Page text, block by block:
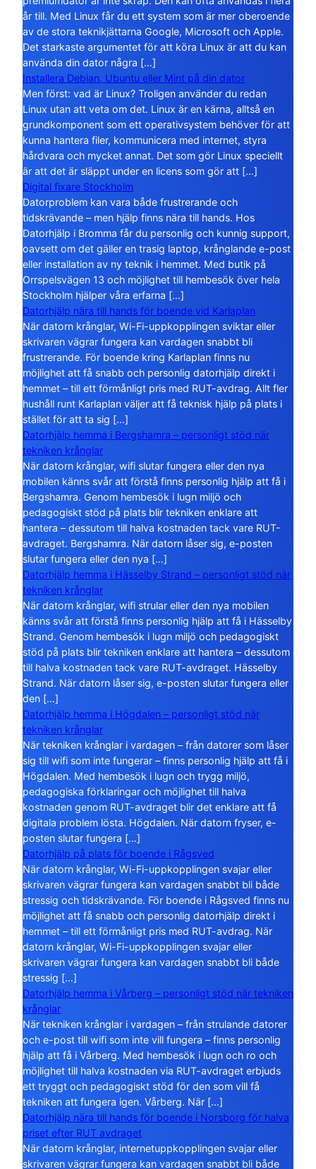
år till. Med Linux får du ett system som är mer oberoende
av de stora teknikjättarna Google, Microsoft och Apple.
Det starkaste argumentet för att köra Linux är att du kan
använda din dator några […]
Installera Debian, Ubuntu eller Mint på din dator
Men först: vad är Linux? Troligen använder du redan
Linux utan att veta om det. Linux är en kärna, alltså en
grundkomponent som ett operativsystem behöver för att
kunna hantera filer, kommunicera med internet, styra
hårdvara och mycket annat. Det som gör Linux speciellt
är att det är släppt under en licens som gör att […]
Digital fixare Stockholm
Datorproblem kan vara både frustrerande och
tidskrävande – men hjälp finns nära till hands. Hos
Datorhjälp i Bromma får du personlig och kunnig support,
oavsett om det gäller en trasig laptop, krånglande e-post
eller installation av ny teknik i hemmet. Med butik på
Orrspelsvägen 13 och möjlighet till hembesök över hela
Stockholm hjälper våra erfarna […]
Datorhjälp nära till hands för boende vid Karlaplan
När datorn krånglar, Wi-Fi-uppkopplingen sviktar eller
skrivaren vägrar fungera kan vardagen snabbt bli
frustrerande. För boende kring Karlaplan finns nu
möjlighet att få snabb och personlig datorhjälp direkt i
hemmet – till ett förmånligt pris med RUT-avdrag. Allt fler
hushåll runt Karlaplan väljer att få teknisk hjälp på plats i
stället för att ta sig […]
Datorhjälp hemma i Bergshamra – personligt stöd när
tekniken krånglar
När datorn krånglar, wifi slutar fungera eller den nya
mobilen känns svår att förstå finns personlig hjälp att få i
Bergshamra. Genom hembesök i lugn miljö och
pedagogiskt stöd på plats blir tekniken enklare att
hantera – dessutom till halva kostnaden tack vare RUT-
avdraget. Bergshamra. När datorn låser sig, e-posten
slutar fungera eller den nya […]
Datorhjälp hemma i Hässelby Strand – personligt stöd när
tekniken krånglar
När datorn krånglar, wifi strular eller den nya mobilen
känns svår att förstå finns personlig hjälp att få i Hässelby
Strand. Genom hembesök i lugn miljö och pedagogiskt
stöd på plats blir tekniken enklare att hantera – dessutom
till halva kostnaden tack vare RUT-avdraget. Hässelby
Strand. När datorn låser sig, e-posten slutar fungera eller
den […]
Datorhjälp hemma i Högdalen – personligt stöd när
tekniken krånglar
När tekniken krånglar i vardagen – från datorer som låser
sig till wifi som inte fungerar – finns personlig hjälp att få i
Högdalen. Med hembesök i lugn och trygg miljö,
pedagogiska förklaringar och möjlighet till halva
kostnaden genom RUT-avdraget blir det enklare att få
digitala problem lösta. Högdalen. När datorn fryser, e-
posten slutar fungera […]
Datorhjälp på plats för boende i Rågsved
När datorn krånglar, Wi-Fi-uppkopplingen svajar eller
skrivaren vägrar fungera kan vardagen snabbt bli både
stressig och tidskrävande. För boende i Rågsved finns nu
möjlighet att få snabb och personlig datorhjälp direkt i
hemmet – till ett förmånligt pris med RUT-avdrag. När
datorn krånglar, Wi-Fi-uppkopplingen svajar eller
skrivaren vägrar fungera kan vardagen snabbt bli både
stressig […]
Datorhjälp hemma i Vårberg – personligt stöd när tekniken
krånglar
När tekniken krånglar i vardagen – från strulande datorer
och e-post till wifi som inte vill fungera – finns personlig
hjälp att få i Vårberg. Med hembesök i lugn och ro och
möjlighet till halva kostnaden via RUT-avdraget erbjuds
ett tryggt och pedagogiskt stöd för den som vill få
tekniken att fungera igen. Vårberg. När […]
Datorhjälp nära till hands för boende i Norsborg för halva
priset efter RUT avdraget
När datorn krånglar, internetuppkopplingen svajar eller
skrivaren vägrar fungera kan vardagen snabbt bli både